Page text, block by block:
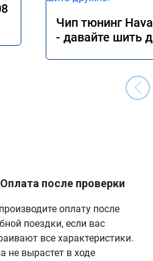
Чип тюнинг
- давайте шить
Оплата после проверки
оплату после
поездки, если вас
все характеристики.
не вырастет в ходе